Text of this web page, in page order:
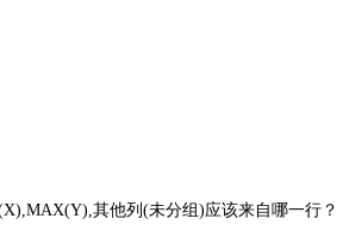
其他列(未分组)应该来自哪一行？